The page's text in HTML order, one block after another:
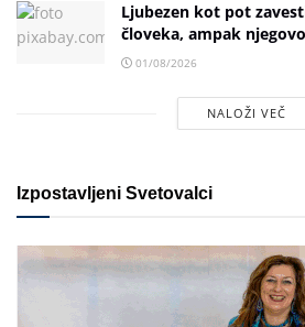
Ljubezen kot pot
človeka, ampak
01/08/2026
NALOŽI VEČ
Izpostavljeni Svetovalci